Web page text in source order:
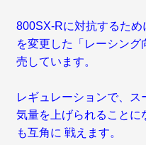
800SX-Rに対抗するた
を変更した「レーシング
売しています。
レギュレーションで、
気量を上げられることに
も互角に 戦えます。